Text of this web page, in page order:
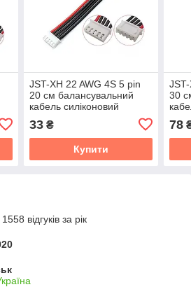
JST-XH 22 AWG 4S 5 pin
20 см балансувальний
кабель силіконовий
33₴
Купити
30
78
відгуків за рік